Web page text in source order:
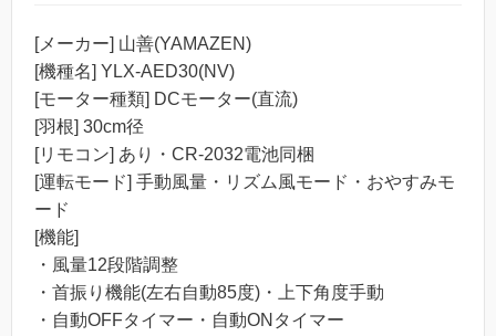
[メーカー] 山善(YAMAZEN)
[機種名] YLX-AED30(NV)
[モーター種類] DCモーター(直流)
[羽根] 30cm径
[リモコン] あり・CR-2032電池同梱
[運転モード] 手動風量・リズム風モード・おやすみモ
ード
[機能]
・風量12段階調整
・首振り機能(左右自動85度)・上下角度手動
・自動OFFタイマー・自動ONタイマー